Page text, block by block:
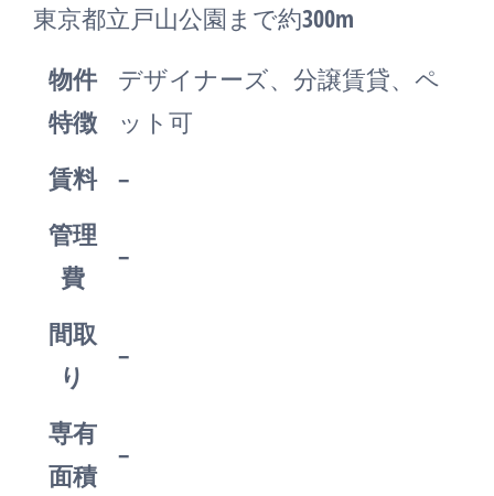
東京都立戸山公園まで約300m
物件
特徴
デザイナーズ、分譲賃貸、ペ
ット可
賃料
–
管理
費
–
間取
り
–
専有
面積
–